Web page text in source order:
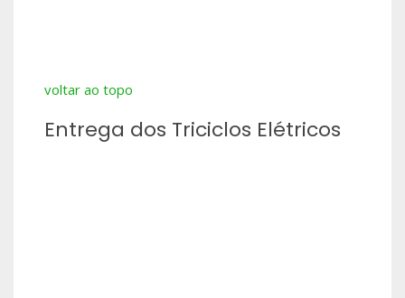
voltar ao topo
Entrega dos Triciclos Elétricos